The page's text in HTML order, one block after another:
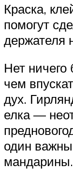
Краска,
помогут
держателя
Нет
чем
дух.
елка —
один
мандарины.